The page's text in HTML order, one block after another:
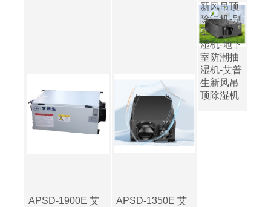
APSD-1900E 艾
APSD-1350E 艾
新风吊顶
除湿机-别
墅吊顶除
湿机-地下
室防潮抽
湿机-艾普
生新风吊
顶除湿机